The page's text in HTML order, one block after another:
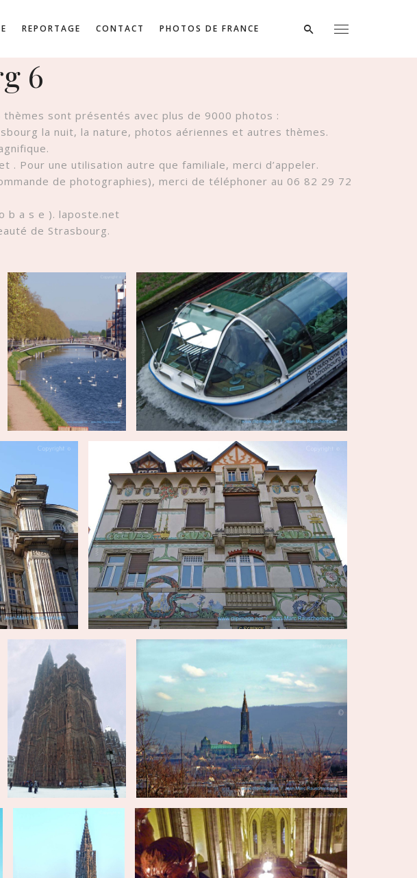
REPORTAGE CONTACT PHOTOS DE FRANCE
6
sont présentés avec plus de 9000 photos :
la nuit, la nature, photos aériennes et autres thèmes.
. Pour une utilisation autre que familiale, merci d’appeler.
de photographies), merci de téléphoner au 06 82 29 72
b a s e ). laposte.net
de Strasbourg.